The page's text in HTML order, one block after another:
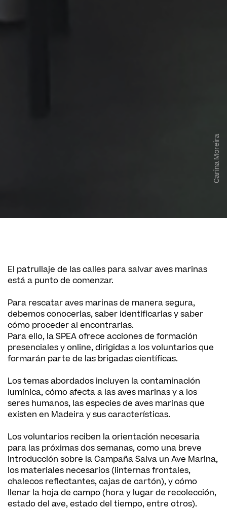
Carina Moreira
El patrullaje de las calles para salvar aves marinas
está a punto de comenzar.
Para rescatar aves marinas de manera segura,
debemos conocerlas, saber identificarlas y saber
cómo proceder al encontrarlas.
Para ello, la SPEA ofrece acciones de formación
presenciales y online, dirigidas a los voluntarios que
formarán parte de las brigadas científicas.
Los temas abordados incluyen la contaminación
lumínica, cómo afecta a las aves marinas y a los
seres humanos, las especies de aves marinas que
existen en Madeira y sus características.
Los voluntarios reciben la orientación necesaria
para las próximas dos semanas, como una breve
introducción sobre la Campaña Salva un Ave Marina,
los materiales necesarios (linternas frontales,
chalecos reflectantes, cajas de cartón), y cómo
llenar la hoja de campo (hora y lugar de recolección,
estado del ave, estado del tiempo, entre otros).